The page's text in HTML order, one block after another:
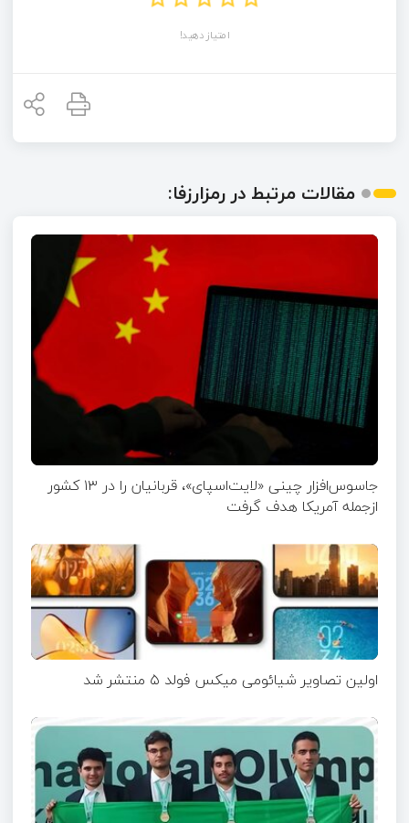
امتیاز دهید!
مقالات مرتبط در رمزارزفا:
جاسوس‌افزار چینی «لایت‌اسپای»، قربانیان را در ۱۳ کشور
ازجمله آمریکا هدف گرفت
اولین تصاویر شیائومی میکس فولد ۵ منتشر شد